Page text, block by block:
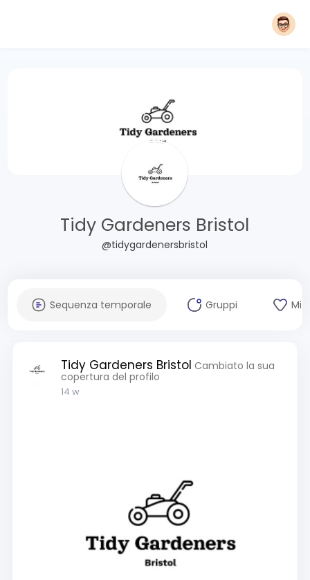
Tidy Gardeners Bristol
@tidygardenersbristol
Sequenza temporale Gruppi Mi
Tidy Gardeners Bristol Cambiato la sua
copertura del profilo
14 w